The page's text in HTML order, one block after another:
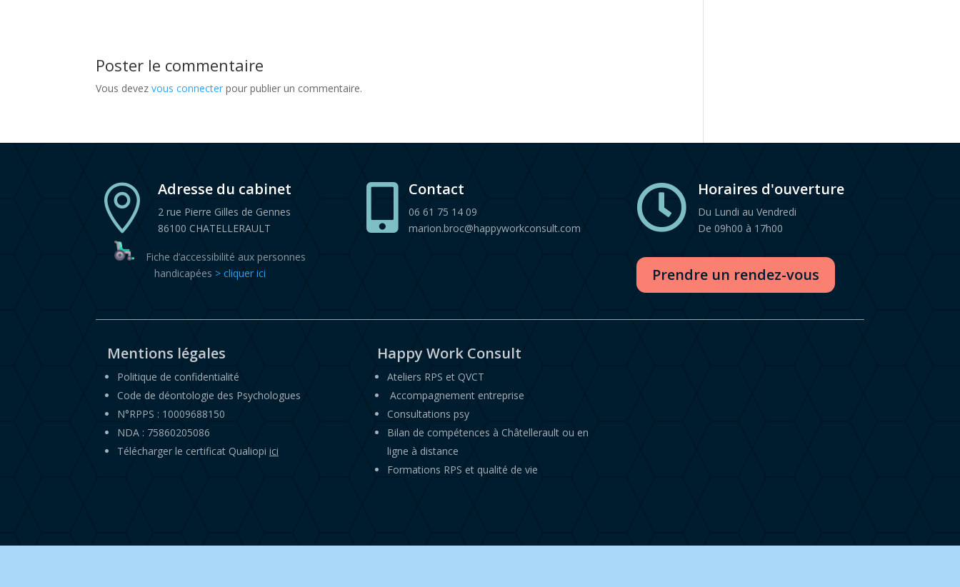
Poster le commentaire
Vous devezvous connecter pour publier un commentaire.
 Adresse du cabinet
2 rue Pierre Gilles de Gennes
86100 CHATELLERAULT
Fiche d’accessibilité aux personnes
handicapées > cliquer ici
 Contact
06 61 75 14 09
marion.broc@happyworkconsult.com
 Horaires d'ouverture
Du Lundi au Vendredi
De 09h00 à 17h00
Prendre un rendez-vous
Mentions légales
Politique de confidentialité
Code de déontologie des Psychologues
N°RPPS : 10009688150
NDA : 75860205086
Télécharger le certificat Qualiopi ici
Happy Work Consult
Ateliers RPS et QVCT
Accompagnement entreprise
Consultations psy
Bilan de compétences à Châtellerault ou en
ligne à distance
Formations RPS et qualité de vie